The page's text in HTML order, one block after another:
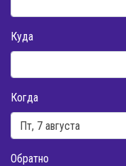
Куда
Когда
Обратно